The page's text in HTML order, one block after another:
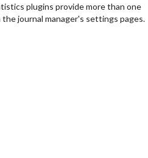
plugins provide more than one
journal manager's settings pages.